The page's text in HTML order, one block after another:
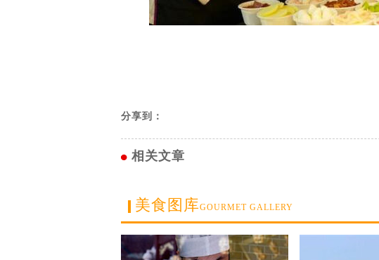
分享到：
相关文章
美食图库GOURMET GALLERY